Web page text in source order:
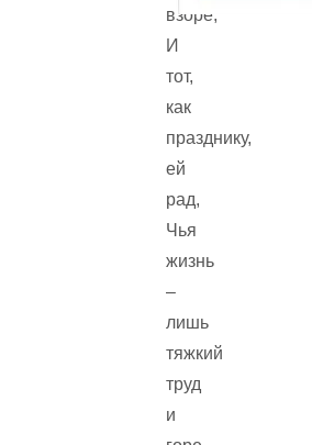
взоре;
И
тот,
как
празднику,
ей
рад,
Чья
жизнь
–
лишь
тяжкий
труд
и